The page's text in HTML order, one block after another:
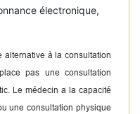
électronique,
alternative à la consultation
pas une consultation
Le médecin a la capacité
une consultation physique